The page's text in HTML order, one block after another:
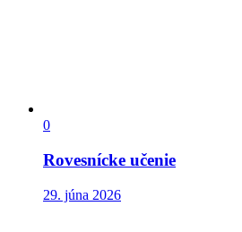
0
Rovesnícke učenie
29. júna 2026